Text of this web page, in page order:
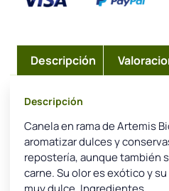
Descripción
Descripción
Canela en rama de Artemis
aromatizar dulces y
repostería, aunque también
carne. Su olor es exótico y